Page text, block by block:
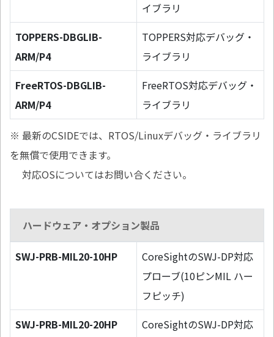
イブラリ
TOPPERS-DBGLIB-
ARM/P4
TOPPERS対応デバッグ・
ライブラリ
FreeRTOS-DBGLIB-
ARM/P4
FreeRTOS対応デバッグ・
ライブラリ
※ 最新のCSIDEでは、RTOS/Linuxデバッグ・ライブラリ
を無償で使用できます。
対応OSについてはお問い合ください。
ハードウェア・オプション製品
SWJ-PRB-MIL20-10HP
CoreSightのSWJ-DP対応
プローブ(10ピンMIL ハー
フピッチ)
SWJ-PRB-MIL20-20HP
CoreSightのSWJ-DP対応